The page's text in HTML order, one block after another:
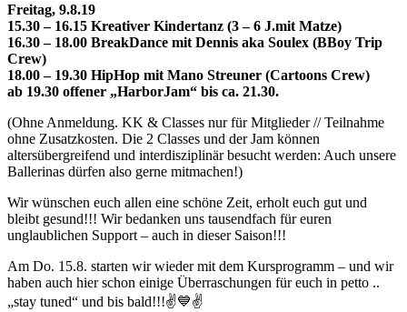
Freitag, 9.8.19
15.30 – 16.15 Kreativer Kindertanz (3 – 6 J.mit Matze)
16.30 – 18.00 BreakDance mit Dennis aka Soulex (BBoy Trip
Crew)
18.00 – 19.30 HipHop mit Mano Streuner (Cartoons Crew)
ab 19.30 offener „HarborJam“ bis ca. 21.30.
(Ohne Anmeldung. KK & Classes nur für Mitglieder // Teilnahme
ohne Zusatzkosten. Die 2 Classes und der Jam können
altersübergreifend und interdisziplinär besucht werden: Auch unsere
Ballerinas dürfen also gerne mitmachen!)
Wir wünschen euch allen eine schöne Zeit, erholt euch gut und
bleibt gesund!!! Wir bedanken uns tausendfach für euren
unglaublichen Support – auch in dieser Saison!!!
Am Do. 15.8. starten wir wieder mit dem Kursprogramm – und wir
haben auch hier schon einige Überraschungen für euch in petto ..
„stay tuned“ und bis bald!!!✌️💙✌️